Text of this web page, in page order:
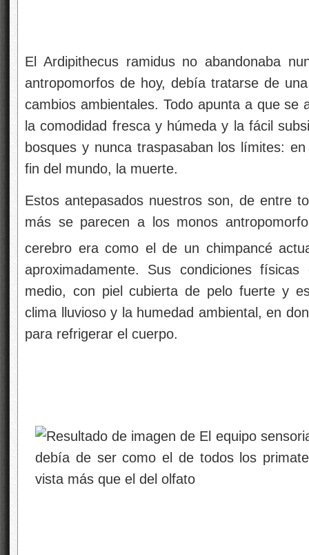
El Ardipithecus ramidus no abandonaba
antropomorfos de hoy, debía tratarse de
cambios ambientales. Todo apunta a que se
la comodidad fresca y húmeda y la fácil
bosques y nunca traspasaban los límites:
fin del mundo, la muerte.
Estos antepasados nuestros son, de entre
más se parecen a los monos
cerebro era como el de un chimpancé
aproximadamente. Sus condiciones
medio, con piel cubierta de pelo fuerte y
clima lluvioso y la humedad ambiental, en
para refrigerar el cuerpo.